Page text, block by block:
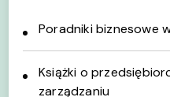
Poradniki biznesowe
Książki o
zarządzaniu